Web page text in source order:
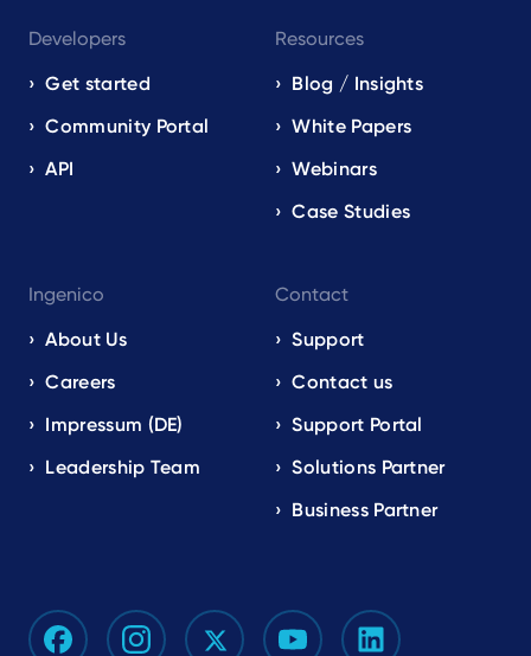
Developers
Get started
Community Portal
API
Resources
Blog / Insights
White Papers
Webinars
Case Studies
Ingenico
About Us
Careers
Impressum (DE)
Leadership Team
Contact
Support
Contact us
Support Portal
Solutions Partner
Business Partner